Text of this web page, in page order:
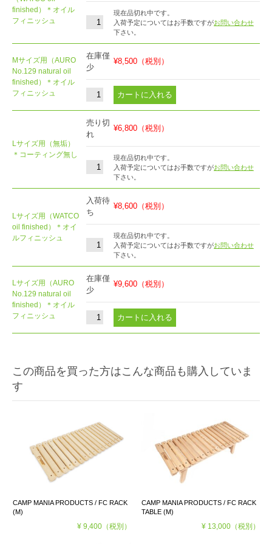
finished）＊オイル
フィニッシュ
現在品切れ中です。
入荷予定についてはお手数ですがお問い合わせ
下さい。
Mサイズ用（AURO
No.129 natural oil
finished）＊オイル
フィニッシュ
在庫僅
少
¥8,500 （税別）
Lサイズ用（無垢）
＊コーティング無し
売り切
れ
¥6,800 （税別）
現在品切れ中です。
入荷予定についてはお手数ですがお問い合わせ
下さい。
Lサイズ用（WATCO
oil finished）＊オイ
ルフィニッシュ
入荷待
ち
¥8,600 （税別）
現在品切れ中です。
入荷予定についてはお手数ですがお問い合わせ
下さい。
Lサイズ用（AURO
No.129 natural oil
finished）＊オイル
フィニッシュ
在庫僅
少
¥9,600 （税別）
この商品を買った方はこんな商品も購入していま
す
CAMP MANIA PRODUCTS / FC RACK
(M)
¥ 9,400（税別）
CAMP MANIA PRODUCTS / FC RACK
TABLE (M)
¥ 13,000（税別）